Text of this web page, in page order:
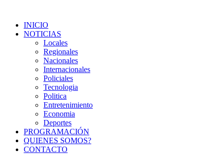
INICIO
NOTICIAS
Locales
Regionales
Nacionales
Internacionales
Policiales
Tecnologia
Politica
Entretenimiento
Economia
Deportes
PROGRAMACIÓN
QUIENES SOMOS?
CONTACTO